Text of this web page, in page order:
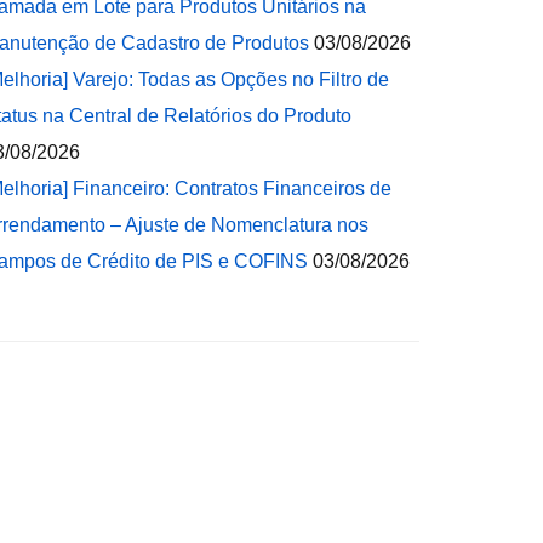
em Lote para Produtos Unitários na
de Cadastro de Produtos 03/08/2026
Varejo: Todas as Opções no Filtro de
na Central de Relatórios do Produto
08/2026
Financeiro: Contratos Financeiros de
– Ajuste de Nomenclatura nos
de Crédito de PIS e COFINS 03/08/2026